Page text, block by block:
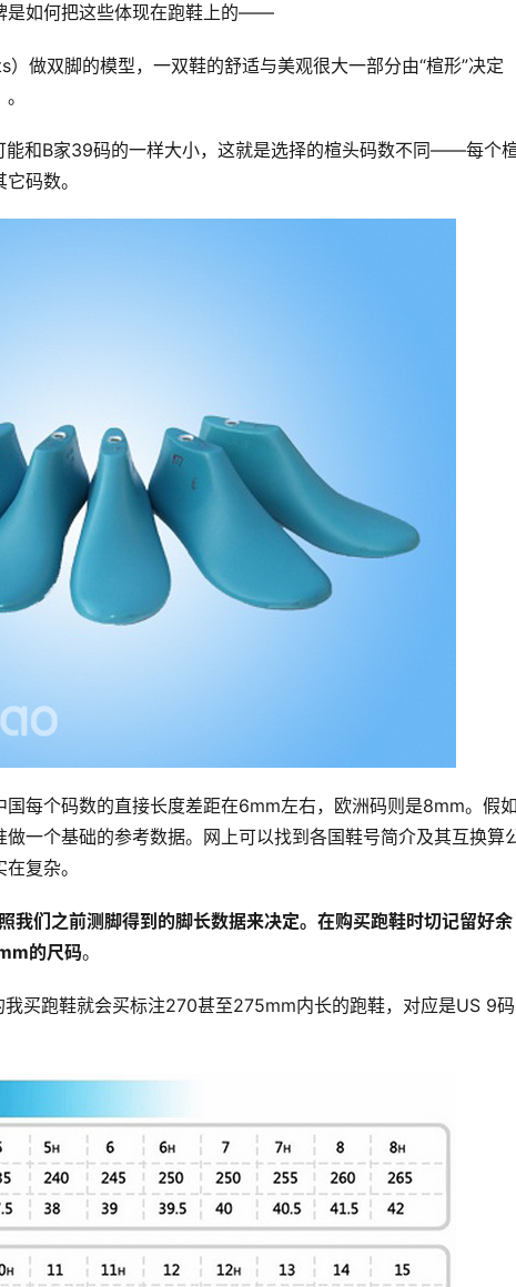
是如何把这些体现在跑鞋上的——
做双脚的模型，一双鞋的舒适与美观很大一部分由“楦形”决定
和B家39码的一样大小，这就是选择的楦头码数不同——每个
码数。
每个码数的直接长度差距在6mm左右，欧洲码则是8mm。假
一个基础的参考数据。网上可以找到各国鞋号简介及其互换算
复杂。
我们之前测脚得到的脚长数据来决定。在购买跑鞋时切记留好余
的尺码。
买跑鞋就会买标注270甚至275mm内长的跑鞋，对应是US 9码